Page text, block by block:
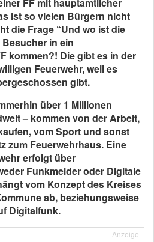
ist so vielen Bürgern nicht
die Frage “Und wo ist die
in ein
kommen?! Die gibt es in der
Feuerwehr, weil es
gibt.
über 1 Millionen
– kommen von der Arbeit,
vom Sport und sonst
zum Feuerwehrhaus. Eine
erfolgt über
Funkmelder oder Digitale
vom Konzept des Kreises
ab, beziehungsweise
Digitalfunk.
Anzeige